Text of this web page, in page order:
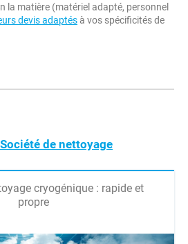
la matière (matériel adapté, personnel
devis adaptésà vos spécificités de
de nettoyage
cryogénique : rapide et
propre